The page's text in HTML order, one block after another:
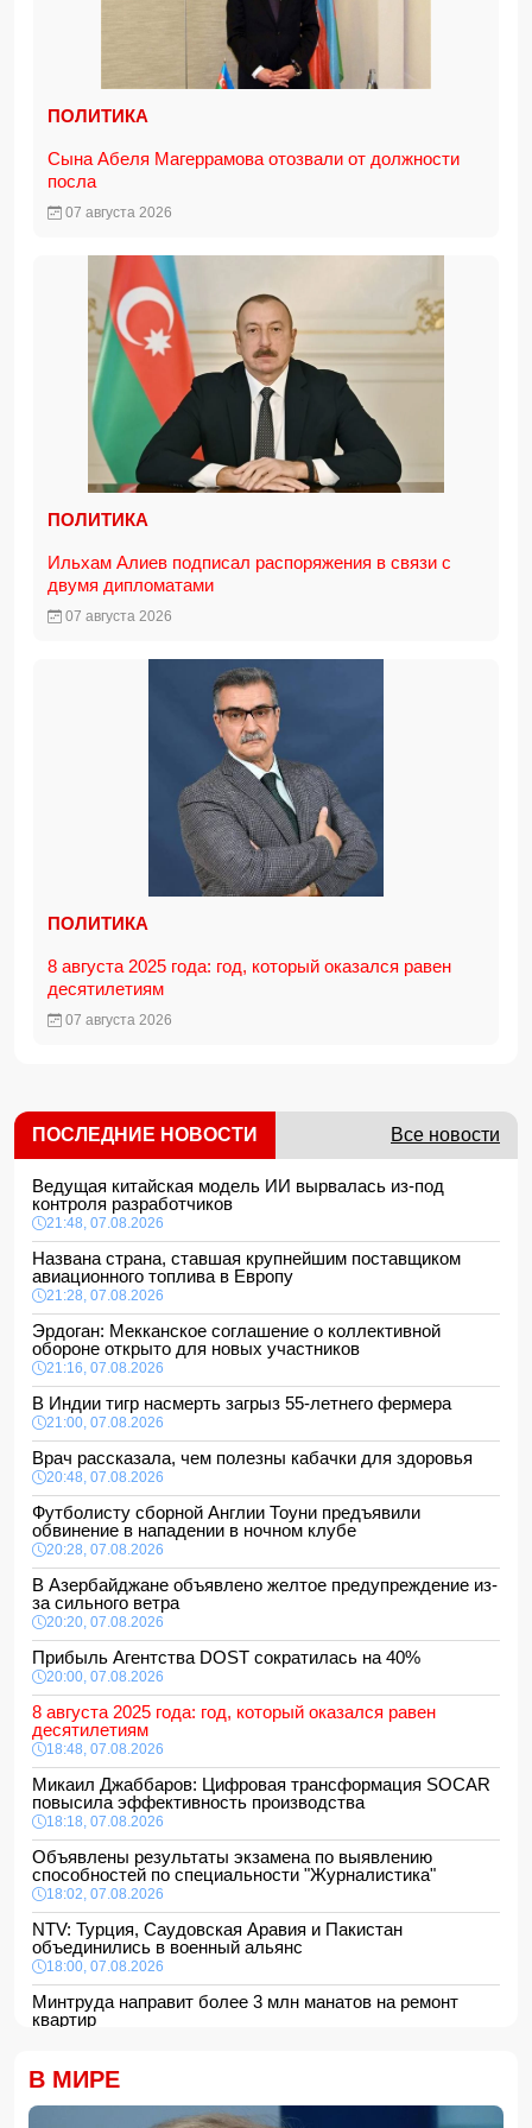
ПОЛИТИКА
Сына Абеля Магеррамова отозвали от должности
посла
07 августа 2026
ПОЛИТИКА
Ильхам Алиев подписал распоряжения в связи с
двумя дипломатами
07 августа 2026
ПОЛИТИКА
8 августа 2025 года: год, который оказался равен
десятилетиям
07 августа 2026
ПОСЛЕДНИЕ НОВОСТИ Все новости
Ведущая китайская модель ИИ вырвалась из-под
контроля разработчиков
21:48, 07.08.2026
Названа страна, ставшая крупнейшим поставщиком
авиационного топлива в Европу
21:28, 07.08.2026
Эрдоган: Мекканское соглашение о коллективной
обороне открыто для новых участников
21:16, 07.08.2026
В Индии тигр насмерть загрыз 55-летнего фермера
21:00, 07.08.2026
Врач рассказала, чем полезны кабачки для здоровья
20:48, 07.08.2026
Футболисту сборной Англии Тоуни предъявили
обвинение в нападении в ночном клубе
20:28, 07.08.2026
В Азербайджане объявлено желтое предупреждение из-
за сильного ветра
20:20, 07.08.2026
Прибыль Агентства DOST сократилась на 40%
20:00, 07.08.2026
8 августа 2025 года: год, который оказался равен
десятилетиям
18:48, 07.08.2026
Микаил Джаббаров: Цифровая трансформация SOCAR
повысила эффективность производства
18:18, 07.08.2026
Объявлены результаты экзамена по выявлению
способностей по специальности "Журналистика"
18:02, 07.08.2026
NTV: Турция, Саудовская Аравия и Пакистан
объединились в военный альянс
18:00, 07.08.2026
Минтруда направит более 3 млн манатов на ремонт
квартир
Сформирована структура Совета по медиа и вещанию
В МИРЕ